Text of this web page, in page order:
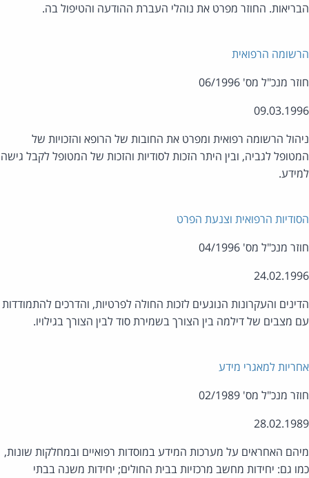
החוזר מפרט את נוהלי העברת ההודעה והטיפול בה.
הרפואית
מנכ"ל מס' 06/1996
הרשומה רפואית ומפרט את החובות של הרופא והזכויות של
לגביה, ובין היתר הזכות לסודיות והזכות של המטופל לקבל גישה
הרפואית וצנעת הפרט
מנכ"ל מס' 04/1996
והעקרונות הנוגעים לזכות החולה לפרטיות, והדרכים להתמודדות
מצבים של דילמה בין הצורך בשמירת סוד לבין הצורך בגילויו.
למאגרי מידע
מנכ"ל מס' 02/1989
האחראים על מערכות המידע במוסדות רפואיים ובמחלקות שונות,
גם: יחידות מחשב מרכזיות בבית החולים; יחידות משנה בבתי